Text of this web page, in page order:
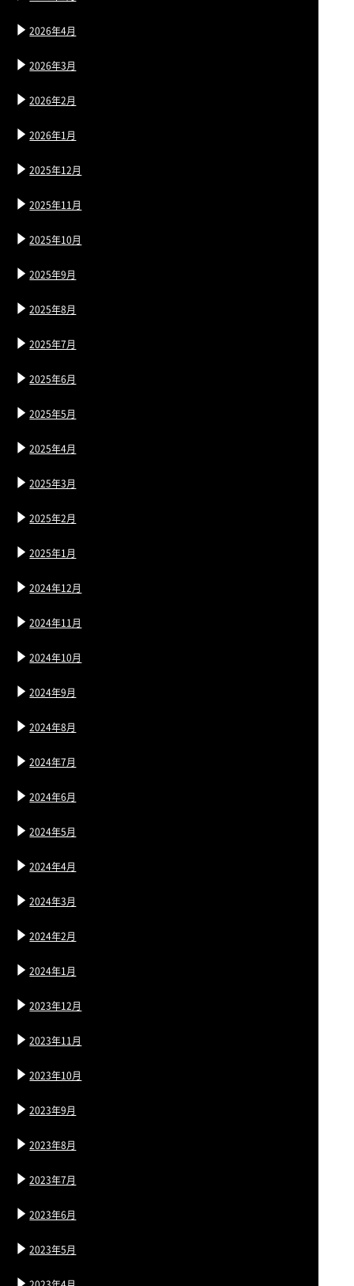
2026年4月
2026年3月
2026年2月
2026年1月
2025年12月
2025年11月
2025年10月
2025年9月
2025年8月
2025年7月
2025年6月
2025年5月
2025年4月
2025年3月
2025年2月
2025年1月
2024年12月
2024年11月
2024年10月
2024年9月
2024年8月
2024年7月
2024年6月
2024年5月
2024年4月
2024年3月
2024年2月
2024年1月
2023年12月
2023年11月
2023年10月
2023年9月
2023年8月
2023年7月
2023年6月
2023年5月